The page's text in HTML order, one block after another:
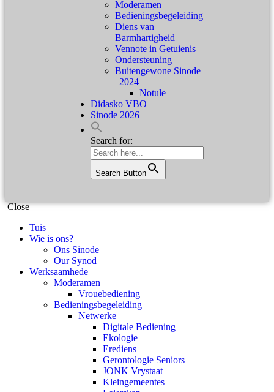
Moderamen
Bedieningsbegeleiding
Diens van
Barmhartigheid
Vennote in Getuienis
Ondersteuning
Buitengewone Sinode
| 2024
Notule
Didasko VBO
Sinode 2026
Search for:
Search Button
Close
Tuis
Wie is ons?
Ons Sinode
Our Synod
Werksaamhede
Moderamen
Vrouebediening
Bedieningsbegeleiding
Netwerke
Digitale Bediening
Ekologie
Erediens
Gerontologie Seniors
JONK Vrystaat
Kleingemeentes